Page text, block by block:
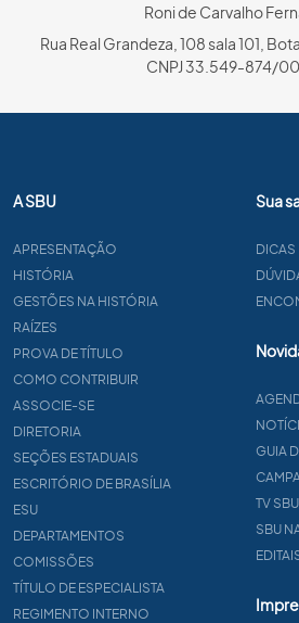
Roni de Carvalho
Rua Real Grandeza, 108 sala 101,
CNPJ 33.549-874/
A SBU
APRESENTAÇÃO
HISTÓRIA
GESTÕES NA HISTÓRIA
RAÍZES
PROVA DE TÍTULO
COMO CONTRIBUIR
ASSOCIE-SE
DIRETORIA
SEÇÕES ESTADUAIS
ESCRITÓRIO DE BRASÍLIA
ESU
DEPARTAMENTOS
COMISSÕES
TÍTULO DE ESPECIALISTA
REGIMENTO INTERNO
Sua
DICAS
GUIA
TV SBU
SBU